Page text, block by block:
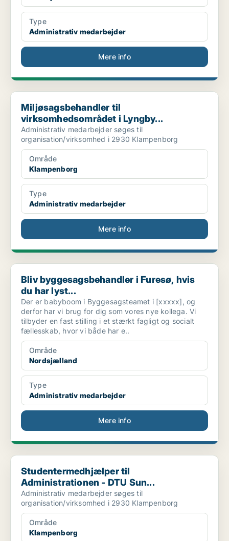
Type
Administrativ medarbejder
Mere info
Miljøsagsbehandler til virksomhedsområdet i Lyngby...
Miljøsagsbehandler til
virksomhedsområdet i Lyngby...
Administrativ medarbejder søges til
organisation/virksomhed i 2930 Klampenborg
Område
Klampenborg
Type
Administrativ medarbejder
Mere info
Bliv byggesagsbehandler i Furesø, hvis du har lyst...
Bliv byggesagsbehandler i Furesø, hvis
du har lyst...
Der er babyboom i Byggesagsteamet i [xxxxx], og
derfor har vi brug for dig som vores nye kollega. Vi
tilbyder en fast stilling i et stærkt fagligt og socialt
fællesskab, hvor vi både har e..
Område
Nordsjælland
Type
Administrativ medarbejder
Mere info
Studentermedhjælper til Administrationen - DTU Sun...
Studentermedhjælper til
Administrationen - DTU Sun...
Administrativ medarbejder søges til
organisation/virksomhed i 2930 Klampenborg
Område
Klampenborg